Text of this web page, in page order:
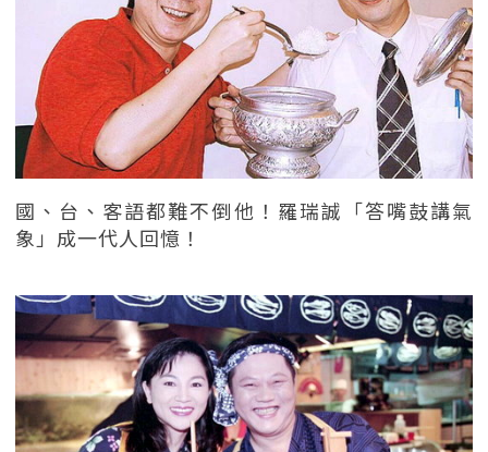
國、台、客語都難不倒他！羅瑞誠「答嘴鼓講氣
象」成一代人回憶！